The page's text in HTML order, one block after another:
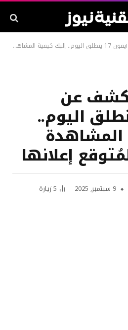
إعلانها
عن
17 ينطلق اليوم..
المشاهدة
إعلانها
9 سبتمبر, 2025 5زيارة